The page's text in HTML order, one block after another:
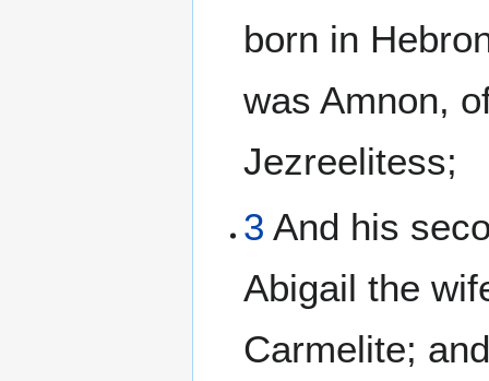
born in
was Amnon,
Jezreelitess;
3 And his
Abigail the
Carmelite;